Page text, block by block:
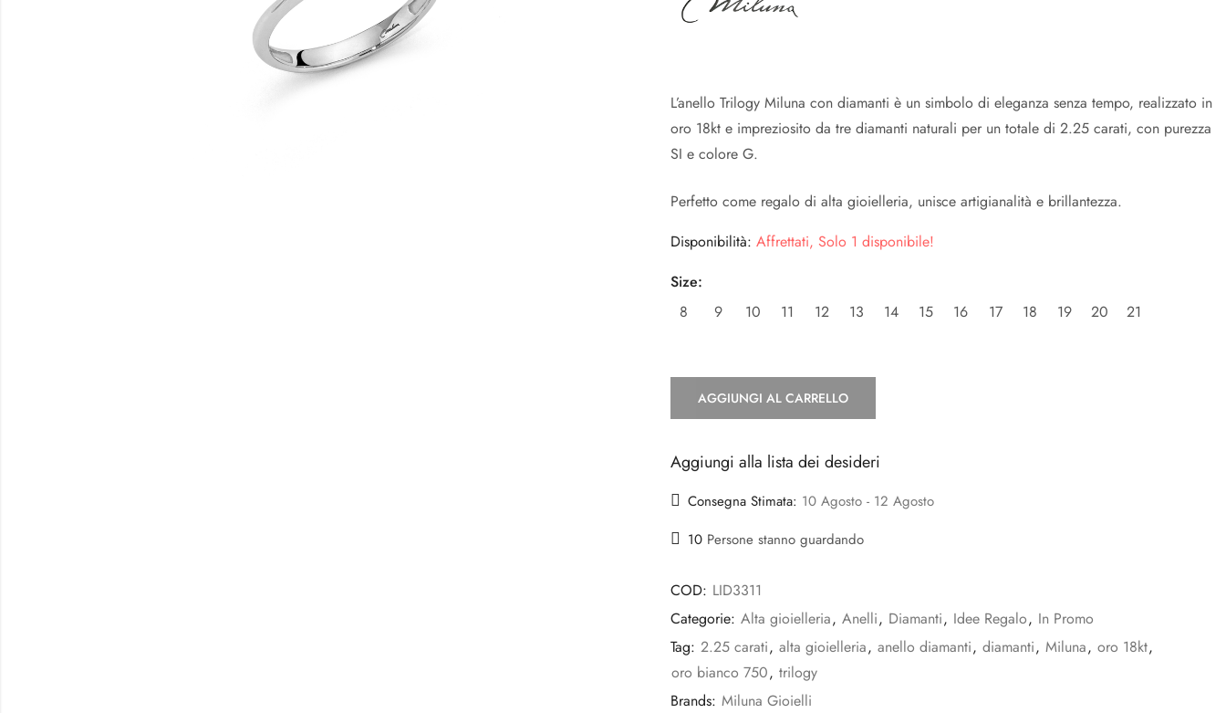
L’anello Trilogy Miluna con diamanti è un simbolo di eleganza senza tempo, realizzato in
oro 18kt e impreziosito da tre diamanti naturali per un totale di 2.25 carati, con purezza
SI e colore G.
Perfetto come regalo di alta gioielleria, unisce artigianalità e brillantezza.
Disponibilità: Affrettati, Solo 1 disponibile!
Size:
8
9 10 11 12 13 14 15 16 17 18 19 20 21
AGGIUNGI AL CARRELLO
Aggiungi alla lista dei desideri
Consegna Stimata: 10 Agosto - 12 Agosto
10 Persone stanno guardando
COD: LID3311
Categorie: Alta gioielleria, Anelli, Diamanti, Idee Regalo, In Promo
Tag: 2.25 carati, alta gioielleria, anello diamanti, diamanti, Miluna, oro 18kt,
oro bianco 750, trilogy
Brands: Miluna Gioielli